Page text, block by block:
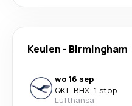
Keulen - Birmingham
wo 16 sep
QKL-BHX· 1 stop
Lufthansa